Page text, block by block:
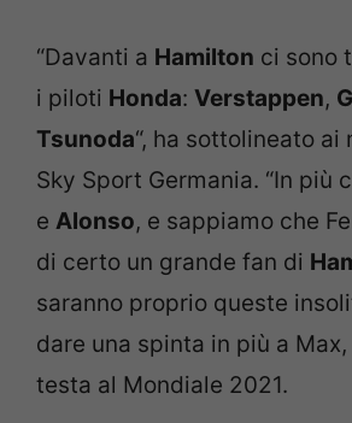
“Davanti a Hamilton ci sono
i piloti Honda: Verstappen,
Tsunoda“, ha sottolineato ai
Sky Sport Germania. “In più
e Alonso, e sappiamo che
di certo un grande fan di
saranno proprio queste
dare una spinta in più a
testa al Mondiale 2021.